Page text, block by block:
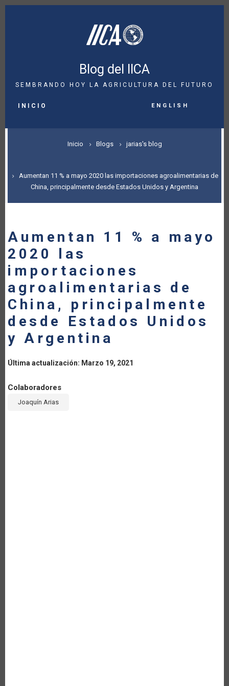
Pasar
Blog del IICA
SEMBRANDO HOY LA AGRICULTURA DEL FUTURO
NAVIGATION
INICIO English
SOBRESCRIBIR
DE
AYUDA
LA
NAVEGACIÓN
Inicio Blogs jarias's blog
Aumentan 11 % a mayo 2020 las importaciones agroalimentarias de
China, principalmente desde Estados Unidos y Argentina
Aumentan 11 % a mayo
2020 las
importaciones
agroalimentarias de
China, principalmente
desde Estados Unidos
y Argentina
Última actualización: Marzo 19, 2021
Colaboradores
Joaquín Arias